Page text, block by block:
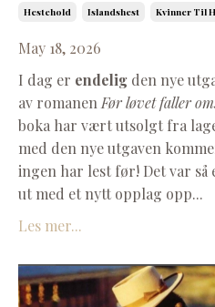
Hestehold
Islandshest Kvinner Til
May 18, 2026
I dag er endelig den nye
av romanen Før løvet faller
boka har vært utsolgt fra
med den nye utgaven
ingen har lest før! Det var så
ut med et nytt opplag opp...
Les mer...